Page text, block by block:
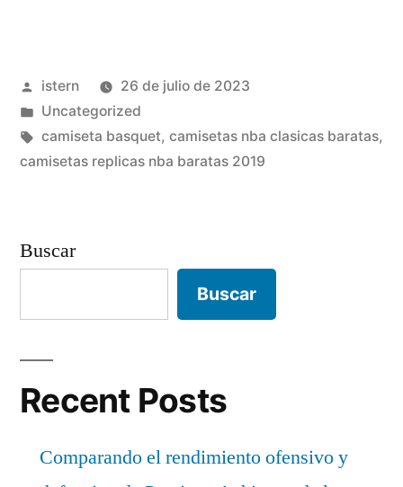
azul
numero
23»
Publicado
por
istern
26 de julio de 2023
Publicado
en
Uncategorized
Etiquetas:
camiseta basquet, camisetas nba clasicas baratas,
camisetas replicas nba baratas 2019
Buscar
Buscar
Recent Posts
Comparando el rendimiento ofensivo y